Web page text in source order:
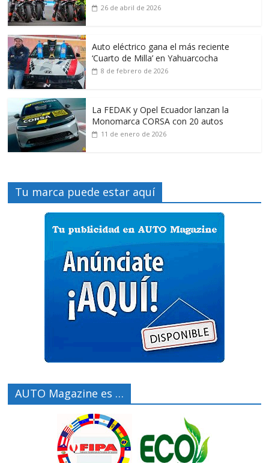
26 de abril de 2026
Auto eléctrico gana el más reciente
‘Cuarto de Milla’ en Yahuarcocha
8 de febrero de 2026
La FEDAK y Opel Ecuador lanzan la
Monomarca CORSA con 20 autos
11 de enero de 2026
Tu marca puede estar aquí
AUTO Magazine es …